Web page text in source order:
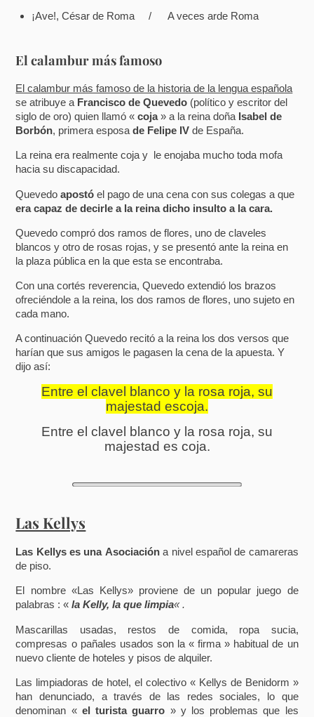
¡Ave!, César de Roma / A veces arde Roma
El calambur más famoso
El calambur más famoso de la historia de la lengua española
se atribuye a Francisco de Quevedo (político y escritor del
siglo de oro) quien llamó «coja» a la reina doña Isabel de
Borbón, primera esposade Felipe IV de España.
La reina era realmente coja y le enojaba mucho toda mofa
hacia su discapacidad.
Quevedoapostóel pago de una cena con sus colegas a que
era capaz de decirle a la reina dicho insulto a la cara.
Quevedo compró dos ramos de flores, uno de claveles
blancos y otro de rosas rojas, y se presentó ante la reina en
la plaza pública en la que esta se encontraba.
Con una cortés reverencia, Quevedo extendió los brazos
ofreciéndole a la reina, los dos ramos de flores, uno sujeto en
cada mano.
A continuación Quevedo recitó a la reina los dos versos que
harían que sus amigos le pagasen la cena de la apuesta. Y
dijo así:
Entre el clavel blanco y la rosa roja, su
majestad escoja.
Entre el clavel blanco y la rosa roja, su
majestad es coja.
Las Kellys
Las Kellys es una Asociacióna nivel español de camareras
de piso.
El nombre «Las Kellys» proviene de un popular juego de
palabras : «la Kelly, la que limpia« .
Mascarillas usadas, restos de comida, ropa sucia,
compresas o pañales usados son la « firma » habitual de un
nuevo cliente de hoteles y pisos de alquiler.
Las limpiadoras de hotel, el colectivo « Kellys de Benidorm »
han denunciado, a través de las redes sociales, lo que
denominan « el turista guarro » y los problemas que les